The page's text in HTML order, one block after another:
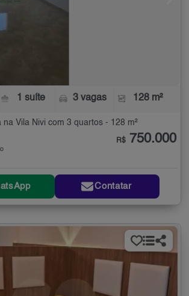
1 suíte 3 vagas 128 m²
na Vila Nivi com 3 quartos - 128 m²
R$ 750.000
Contatar